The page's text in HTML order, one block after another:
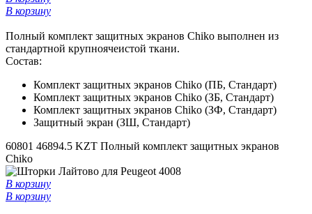
В корзину
Полный комплект защитных экранов Chiko выполнен из
стандартной крупноячеистой ткани.
Состав:
Комплект защитных экранов Chiko (ПБ, Стандарт)
Комплект защитных экранов Chiko (ЗБ, Стандарт)
Комплект защитных экранов Chiko (ЗФ, Стандарт)
Защитный экран (ЗШ, Стандарт)
60801 46894.5 KZT Полный комплект защитных экранов
Chiko
В корзину
В корзину